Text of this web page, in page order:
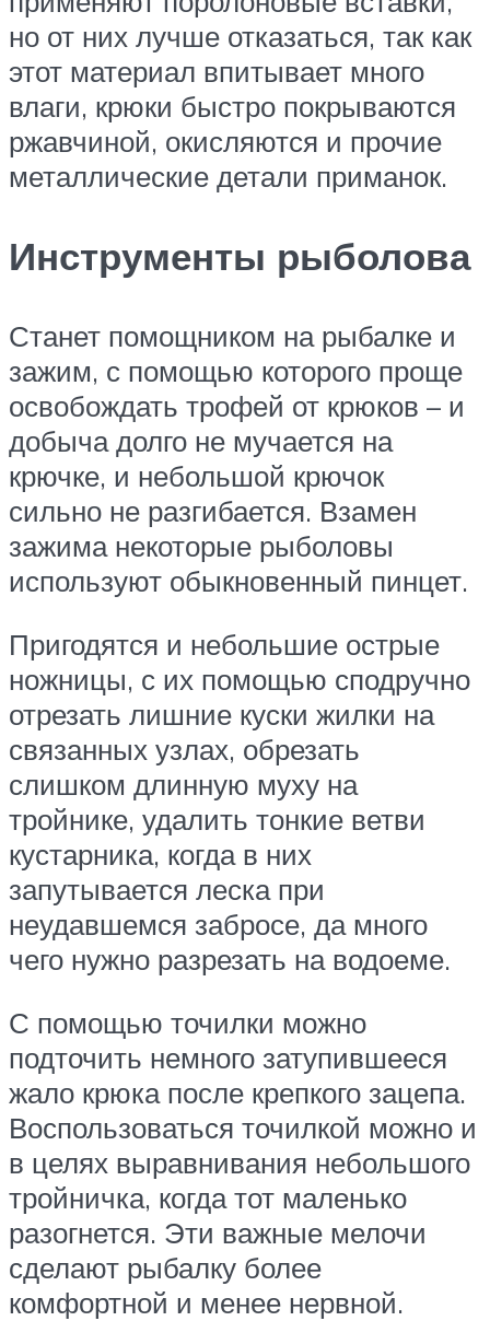
но от них лучше отказаться, так как
этот материал впитывает много
влаги, крюки быстро покрываются
ржавчиной, окисляются и прочие
металлические детали приманок.
Инструменты рыболова
Станет помощником на рыбалке и
зажим, с помощью которого проще
освобождать трофей от крюков – и
добыча долго не мучается на
крючке, и небольшой крючок
сильно не разгибается. Взамен
зажима некоторые рыболовы
используют обыкновенный пинцет.
Пригодятся и небольшие острые
ножницы, с их помощью сподручно
отрезать лишние куски жилки на
связанных узлах, обрезать
слишком длинную муху на
тройнике, удалить тонкие ветви
кустарника, когда в них
запутывается леска при
неудавшемся забросе, да много
чего нужно разрезать на водоеме.
С помощью точилки можно
подточить немного затупившееся
жало крюка после крепкого зацепа.
Воспользоваться точилкой можно и
в целях выравнивания небольшого
тройничка, когда тот маленько
разогнется. Эти важные мелочи
сделают рыбалку более
комфортной и менее нервной.